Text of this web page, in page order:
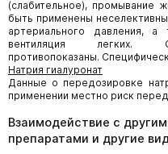
(слабительное), промывание
быть применены
артериального давления, а
вентиляция легких.
противопоказаны.
Натрия гиалуронат
Данные о передозировке
применении местно риск
Взаимодействие с
препаратами и другие